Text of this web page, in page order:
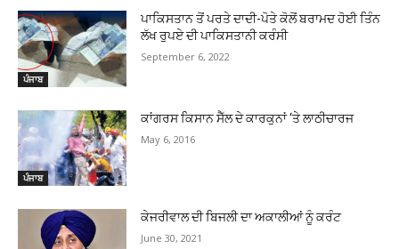
ਪੰਜਾਬ
ਪਾਕਿਸਤਾਨ ਤੋਂ ਪਰਤੇ ਦਾਦੀ-ਪੋਤੇ ਕੋਲੋਂ ਬਰਾਮਦ ਹੋਈ ਤਿੰਨ
ਲੱਖ ਰੁਪਏ ਦੀ ਪਾਕਿਸਤਾਨੀ ਕਰੰਸੀ
September 6, 2022
ਪੰਜਾਬ
ਕਾਂਗਰਸ ਕਿਸਾਨ ਸੈੱਲ ਦੇ ਕਾਰਕੁਨਾਂ ‘ਤੇ ਲਾਠੀਚਾਰਜ
May 6, 2016
ਕੇਜਰੀਵਾਲ ਦੀ ਬਿਜਲੀ ਦਾ ਅਕਾਲੀਆਂ ਨੂੰ ਕਰੰਟ
June 30, 2021